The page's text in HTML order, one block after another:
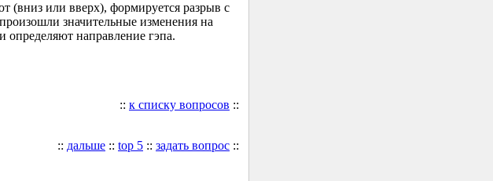
(вниз или вверх), формируется разрыв с
значительные изменения на
направление гэпа.
:: к списку вопросов ::
:: дальше :: top 5 :: задать вопрос ::